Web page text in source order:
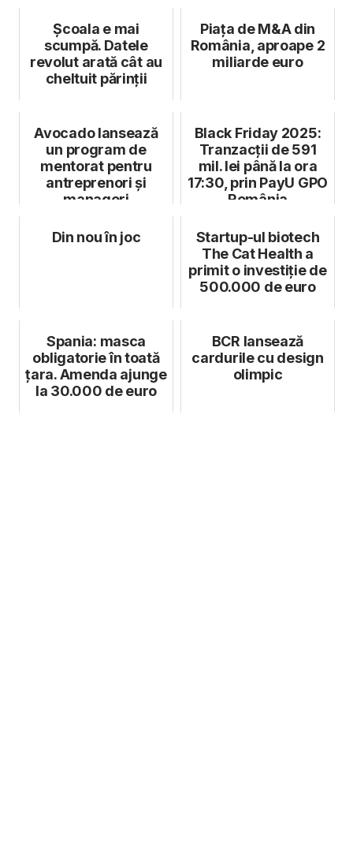
Școala e mai
scumpă. Datele
revolut arată cât au
cheltuit părinții
Piața de M&A din
România, aproape 2
miliarde euro
Avocado lansează
un program de
mentorat pentru
antreprenori și
manageri
Black Friday 2025:
Tranzacții de 591
mil. lei până la ora
17:30, prin PayU GPO
România
Din nou în joc
Startup-ul biotech
The Cat Health a
primit o investiție de
500.000 de euro
Spania: masca
obligatorie în toată
ţara. Amenda ajunge
la 30.000 de euro
BCR lansează
cardurile cu design
olimpic